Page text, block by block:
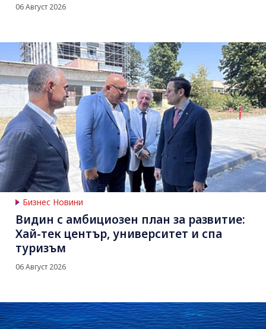
06 Август 2026
Бизнес Новини
Видин с амбициозен план за развитие:
Хай-тек център, университет и спа
туризъм
06 Август 2026